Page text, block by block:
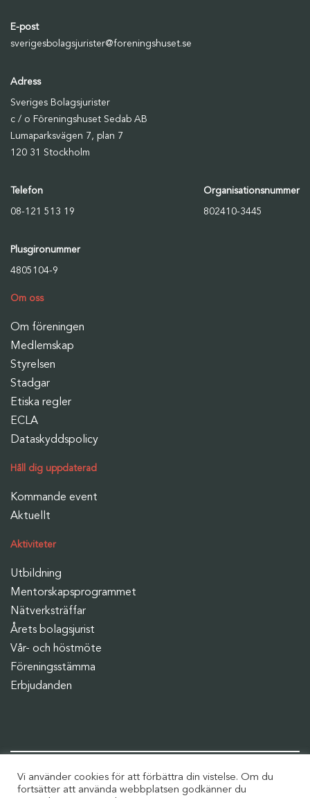
E-post
sverigesbolagsjurister@foreningshuset.se
Adress
Sveriges Bolagsjurister
c / o Föreningshuset Sedab AB
Lumaparksvägen 7, plan 7
120 31 Stockholm
Telefon
08-121 513 19
Organisationsnummer
802410-3445
Plusgironummer
4805104-9
Om oss
Om föreningen
Medlemskap
Styrelsen
Stadgar
Etiska regler
ECLA
Dataskyddspolicy
Håll dig uppdaterad
Kommande event
Aktuellt
Aktiviteter
Utbildning
Mentorskapsprogrammet
Nätverksträffar
Årets bolagsjurist
Vår- och höstmöte
Föreningsstämma
Erbjudanden
Fortsätt diskussionen i våra grupper
Vi använder cookies för att förbättra din vistelse. Om du
fortsätter att använda webbplatsen godkänner du